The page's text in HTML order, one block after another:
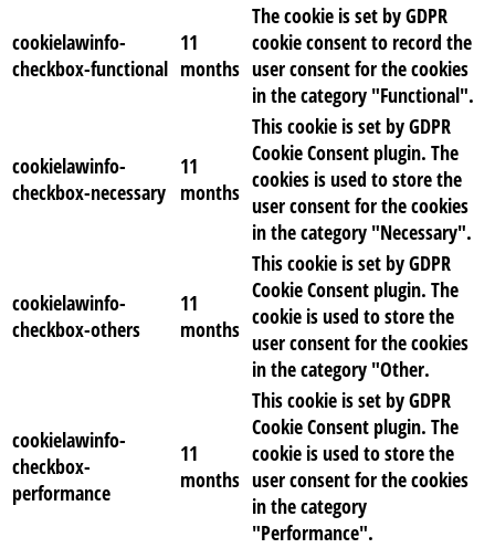
cookielawinfo-
checkbox-functional
11
months
The cookie is set by GDPR
cookie consent to record the
user consent for the cookies
in the category "Functional".
cookielawinfo-
checkbox-necessary
11
months
This cookie is set by GDPR
Cookie Consent plugin. The
cookies is used to store the
user consent for the cookies
in the category "Necessary".
cookielawinfo-
checkbox-others
11
months
This cookie is set by GDPR
Cookie Consent plugin. The
cookie is used to store the
user consent for the cookies
in the category "Other.
cookielawinfo-
checkbox-
performance
11
months
This cookie is set by GDPR
Cookie Consent plugin. The
cookie is used to store the
user consent for the cookies
in the category
"Performance".